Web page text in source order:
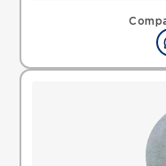
Avenida Portugal,
Mapa